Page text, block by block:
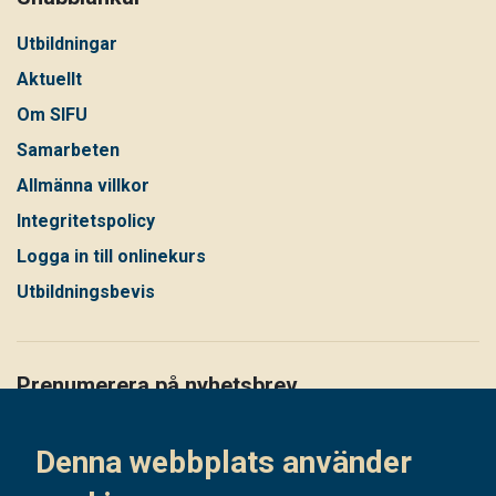
Denna webbplats använder
Utbildningar
Aktuellt
Om SIFU
Samarbeten
Allmänna villkor
Integritetspolicy
Logga in till onlinekurs
Utbildningsbevis
Prenumerera på nyhetsbrev
Prenumerera